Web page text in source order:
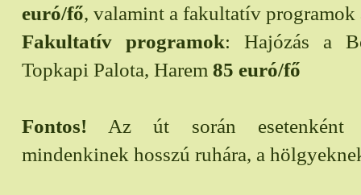
euró/fő, valamint a fakultatív programok
Fakultatív programok: Hajózás a
Topkapi Palota, Harem 85 euró/fő
Fontos! Az út során esetenként
mindenkinek hosszú ruhára, a